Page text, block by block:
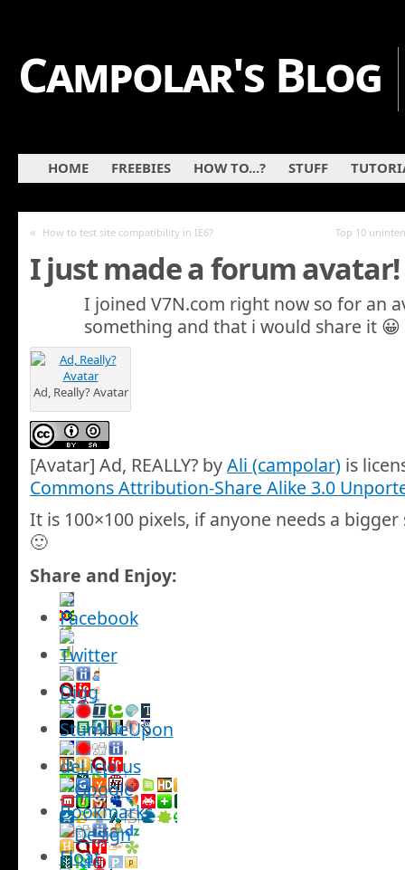
Campolar's Blog
HOME FREEBIES HOW TO...? STUFF
« How to test site compatibility in IE6? Top 10
I just made a forum avatar!
I joined V7N.com right now so for an
something and that i would share it 😀
Ad, Really? Avatar
[Avatar] Ad, REALLY? byAli (campolar) is
Commons Attribution-Share Alike 3.0
It is 100×100 pixels, if anyone needs a
🙂
Share and Enjoy: